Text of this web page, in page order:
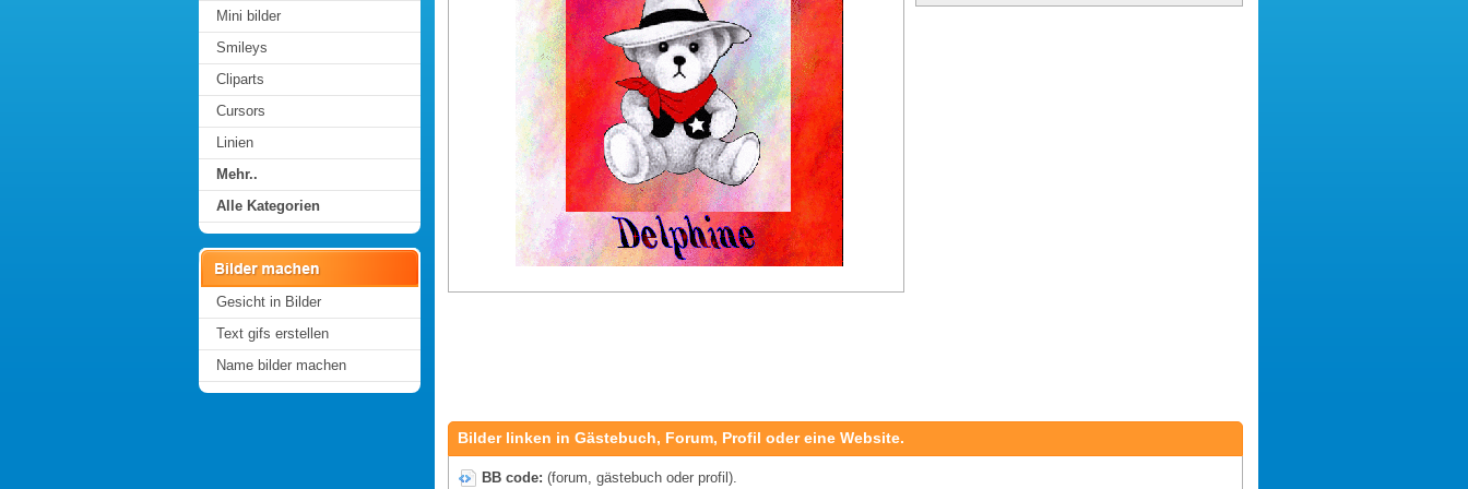
Mini bilder
Smileys
Cliparts
Cursors
Linien
Mehr..
Alle Kategorien
Gesicht in Bilder
Text gifs erstellen
Name bilder machen
Bilder linken in Gästebuch, Forum, Profil oder eine Website.
BB code: (forum, gästebuch oder profil).